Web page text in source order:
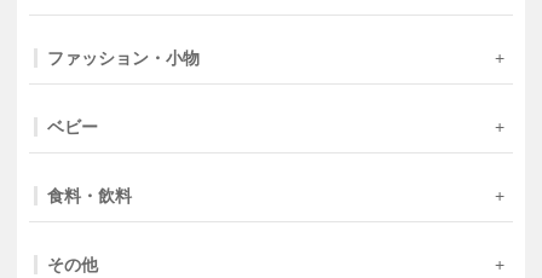
ファッション・小物
ベビー
食料・飲料
その他